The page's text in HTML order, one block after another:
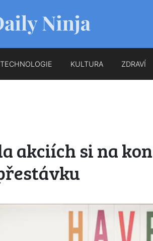
TECHNOLOGIE KULTURA ZDRAVÍ
akciích si na